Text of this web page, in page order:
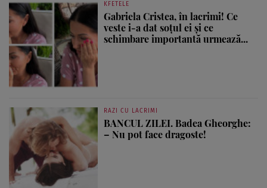
KFETELE
Gabriela Cristea, în lacrimi! Ce
veste i-a dat soțul ei și ce
schimbare importantă urmează...
RAZI CU LACRIMI
BANCUL ZILEI. Badea Gheorghe:
– Nu pot face dragoste!